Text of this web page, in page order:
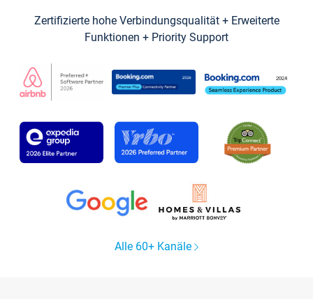
Zertifizierte hohe Verbindungsqualität + Erweiterte
Funktionen + Priority Support
Alle 60+ Kanäle